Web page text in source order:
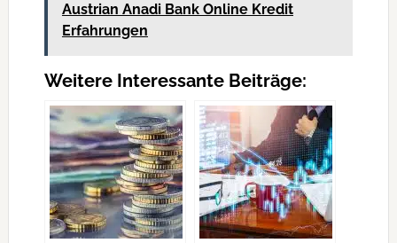
Austrian Anadi Bank Online Kredit
Erfahrungen
Weitere Interessante Beiträge: